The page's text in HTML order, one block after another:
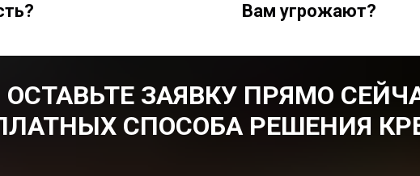
Вам угрожают?
ОСТАВЬТЕ ЗАЯВКУ ПРЯМО
СПОСОБА РЕШЕНИЯ